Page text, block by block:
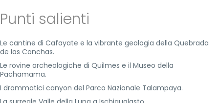
Punti salienti
Le cantine di Cafayate e la vibrante geologia della Quebrada
de las Conchas.
Le rovine archeologiche di Quilmes e il Museo della
Pachamama.
I drammatici canyon del Parco Nazionale Talampaya.